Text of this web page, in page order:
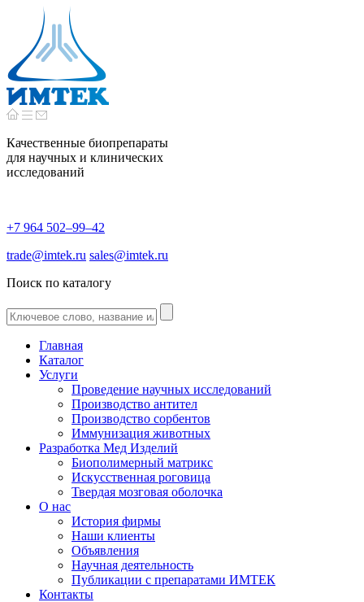
Качественные биопрепараты
для научных и клинических
исследований
+7 964 502–99–42
trade@imtek.ru sales@imtek.ru
Поиск по каталогу
Главная
Каталог
Услуги
Проведение научных исследований
Производство антител
Производство сорбентов
Иммунизация животных
Разработка Мед Изделий
Биополимерный матрикс
Искусственная роговица
Твердая мозговая оболочка
О нас
История фирмы
Наши клиенты
Объявления
Научная деятельность
Публикации с препаратами ИМТЕК
Контакты